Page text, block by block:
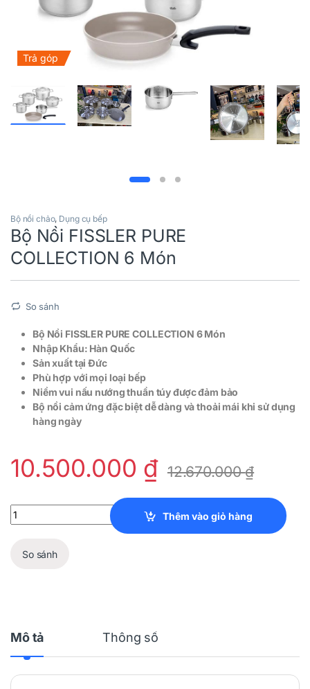
Trả góp
Bộ nồi chảo, Dụng cụ bếp
Bộ Nồi FISSLER PURE
COLLECTION 6 Món
So sánh
Bộ Nồi FISSLER PURE COLLECTION 6 Món
Nhập Khẩu: Hàn Quốc
Sản xuất tại Đức
Phù hợp với mọi loại bếp
Niềm vui nấu nướng thuần túy được đảm bảo
Bộ nồi cảm ứng đặc biệt dễ dàng và thoải mái khi sử dụng
hàng ngày
10.500.000 ₫ 12.670.000₫
Bộ Nồi FISSLER PURE COLLECTION 6 Món quantity
Thêm vào giỏ hàng
So sánh
Mô tả Thông số